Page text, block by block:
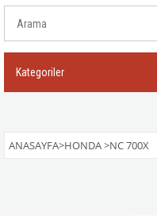
Kategoriler
ANASAYFA>HONDA>NC 700X